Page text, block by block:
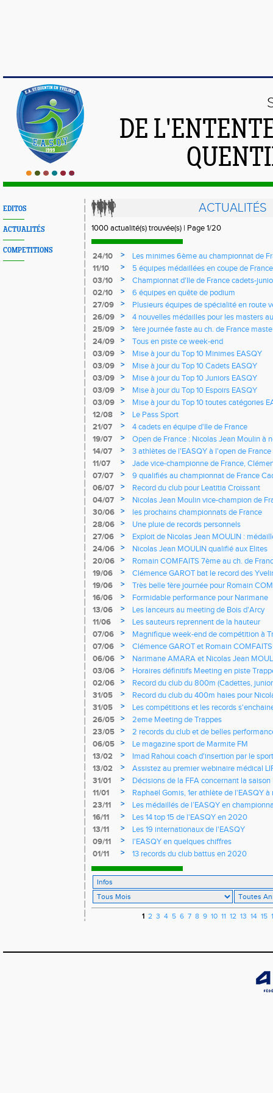
DE
EDITOS
ACTUALITÉS
COMPETITIONS
ACTUALITÉS
1000 actualité(s) trouvée(s) | Page 1/20
24/10 >
Les minimes 6ème au championnat de
11/10
>
5 équipes médaillées en coupe de France
03/10
>
Championnat d'Ile de France cadets-
de l'EASQY victorieuses
02/10 >
6 équipes en quête de podium
27/09
>
Plusieurs équipes de spécialité en route
France
26/09 >
4 nouvelles médailles pour les masters
25/09
>
1ère journée faste au ch. de France
d'argent
24/09 >
Tous en piste ce week-end
03/09
>
Mise à jour du Top 10 Minimes EASQY
03/09
>
Mise à jour du Top 10 Cadets EASQY
03/09
>
Mise à jour du Top 10 Juniors EASQY
03/09
>
Mise à jour du Top 10 Espoirs EASQY
03/09
>
Mise à jour du Top 10 toutes catégories
12/08
>
Le Pass Sport
21/07
>
4 cadets en équipe d'Ile de France
19/07
>
Open de France : Nicolas Jean Moulin à
Jade Le Corre et Justine Bisiau finalistes
14/07 >
3 athlètes de l'EASQY à l'open de France
11/07
>
Jade vice-championne de France,
Raphaël en finale
07/07 >
9 qualifiés au championnat de France
06/07
>
Record du club pour Leatitia Croissant
04/07
>
Nicolas Jean Moulin vice-champion de
30/06
>
les prochains championnats de France
28/06
>
Une pluie de records personnels
27/06
>
Exploit de Nicolas Jean MOULIN :
haies au championnat de France ELITE
24/06 >
Nicolas Jean MOULIN qualifié aux Elites
20/06
>
Romain COMFAITS 7ème au ch. de
19/06
>
Clémence GAROT bat le record des
cadette, et Jade LE CORRE le record du
19/06 >
Très belle 1ère journée pour Romain
de Décathlon
16/06 >
Formidable performance pour Narimane
13/06
>
Les lanceurs au meeting de Bois d'Arcy
11/06
>
Les sauteurs reprennent de la hauteur
07/06
>
Magnifique week-end de compétition à
07/06
>
Clémence GAROT et Romain
combinées
06/06 >
Narimane AMARA et Nicolas Jean
National de Lilebonne
03/06 >
Horaires définitifs Meeting en piste
02/06
>
Record du club du 800m (Cadettes,
Corre
31/05 >
Record du club du 400m haies pour
31/05
>
Les compétitions et les records
26/05
>
2eme Meeting de Trappes
23/05
>
2 records du club et de belles
06/05
>
Le magazine sport de Marmite FM
13/02
>
Imad Rahoui coach d'insertion par le sport
13/02
>
Assistez au premier webinaire médical
31/01
>
Décisions de la FFA concernant la
11/01
>
Raphaël Gomis, 1er athlète de l'EASQY
23/11
>
Les médaillés de l’EASQY en
16/11
>
Les 14 top 15 de l'EASQY en 2020
13/11
>
Les 19 internationaux de l'EASQY
09/11
>
l'EASQY en quelques chiffres
01/11
> 13 records du club battus en 2020
1 2 3 4 5 6 7 8 9 10 11 12 13 14 15